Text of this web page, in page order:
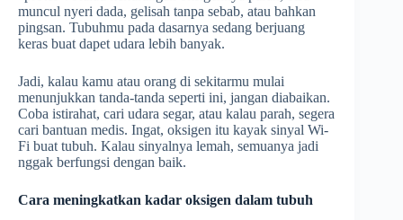
muncul nyeri dada, gelisah tanpa sebab, atau bahkan
pingsan. Tubuhmu pada dasarnya sedang berjuang
keras buat dapet udara lebih banyak.
Jadi, kalau kamu atau orang di sekitarmu mulai
menunjukkan tanda-tanda seperti ini, jangan diabaikan.
Coba istirahat, cari udara segar, atau kalau parah, segera
cari bantuan medis. Ingat, oksigen itu kayak sinyal Wi-
Fi buat tubuh. Kalau sinyalnya lemah, semuanya jadi
nggak berfungsi dengan baik.
Cara meningkatkan kadar oksigen dalam tubuh